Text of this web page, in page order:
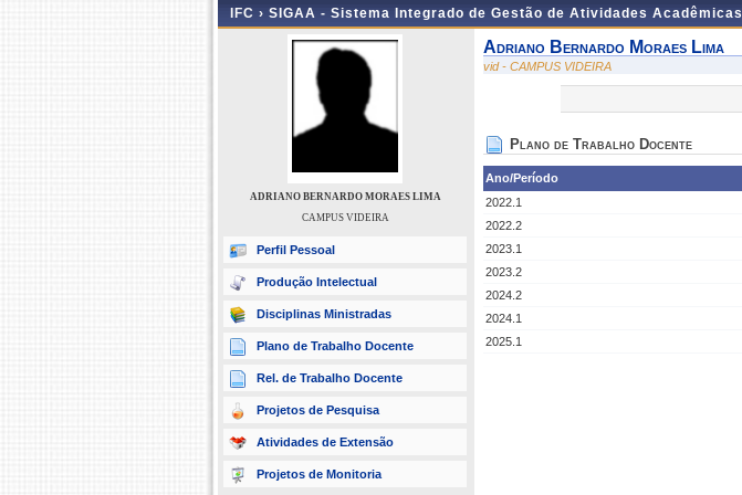
IFC › SIGAA - Sistema Integrado de Gestão de Atividades Acadêmicas
ADRIANO BERNARDO MORAES LIMA
CAMPUS VIDEIRA
Perfil Pessoal
Produção Intelectual
Disciplinas Ministradas
Plano de Trabalho Docente
Rel. de Trabalho Docente
Projetos de Pesquisa
Atividades de Extensão
Projetos de Monitoria
Adriano Bernardo Moraes Lima
vid - CAMPUS VIDEIRA
Plano de Trabalho Docente
Ano/Período
2022.1
2022.2
2023.1
2023.2
2024.2
2024.1
2025.1